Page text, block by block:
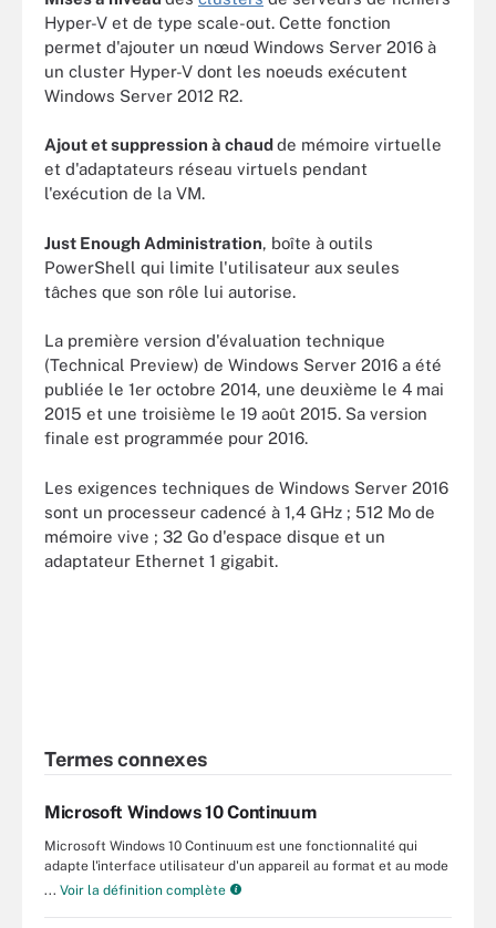
Hyper-V et de type scale-out. Cette fonction
permet d'ajouter un nœud Windows Server 2016 à
un cluster Hyper-V dont les noeuds exécutent
Windows Server 2012 R2.
Ajout et suppression à chaudde mémoire virtuelle
et d'adaptateurs réseau virtuels pendant
l'exécution de la VM.
Just Enough Administration, boîte à outils
PowerShell qui limite l'utilisateur aux seules
tâches que son rôle lui autorise.
La première version d'évaluation technique
(Technical Preview) de Windows Server 2016 a été
publiée le 1er octobre 2014, une deuxième le 4 mai
2015 et une troisième le 19 août 2015. Sa version
finale est programmée pour 2016.
Les exigences techniques de Windows Server 2016
sont un processeur cadencé à 1,4 GHz ; 512 Mo de
mémoire vive ; 32 Go d'espace disque et un
adaptateur Ethernet 1 gigabit.
Termes connexes
Microsoft Windows 10 Continuum
Microsoft Windows 10 Continuum est une fonctionnalité qui
adapte l'interface utilisateur d'un appareil au format et au mode
... Voir la définition complète